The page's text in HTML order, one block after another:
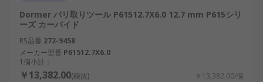
Dormer バリ取りツール P61512.7X6.0 12.7 mm P615シリ
ーズ カーバイド
RS品番 272-9458
メーカー型番 P61512.7X6.0
1個小計：
￥13,382.00(税抜) ￥13,382.00/個